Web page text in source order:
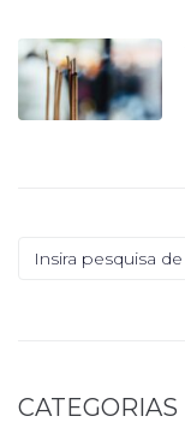
CATEGORIAS